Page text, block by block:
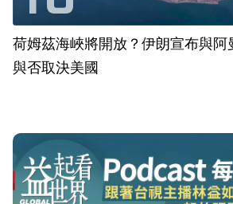
荷姆茲海峽將開放？伊朗宣布與阿
與否取決美國